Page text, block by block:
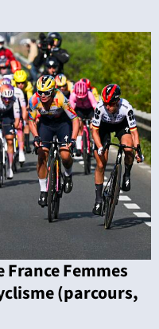
Femmes
(parcours,